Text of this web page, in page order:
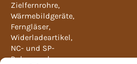
Zielfernrohre,
Wärmebildgeräte,
Ferngläser,
Widerladeartikel,
NC- und SP-
Pulver und